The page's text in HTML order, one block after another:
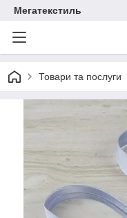
Мегатекстиль
Товари та послуги